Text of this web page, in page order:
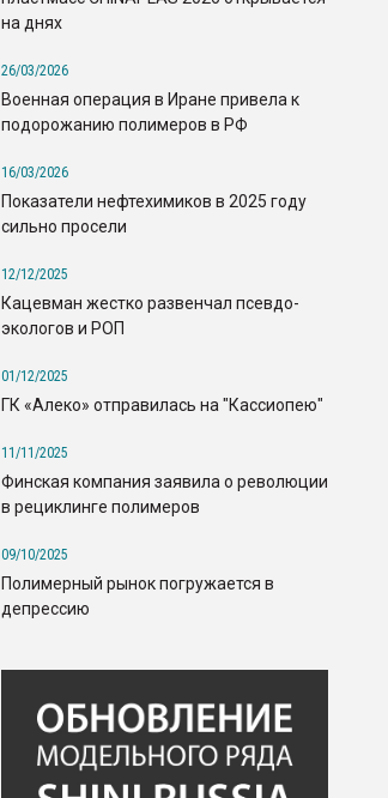
на днях
26/03/2026
Военная операция в Иране привела к
подорожанию полимеров в РФ
16/03/2026
Показатели нефтехимиков в 2025 году
сильно просели
12/12/2025
Кацевман жестко развенчал псевдо-
экологов и РОП
01/12/2025
ГК «Алеко» отправилась на "Кассиопею"
11/11/2025
Финская компания заявила о революции
в рециклинге полимеров
09/10/2025
Полимерный рынок погружается в
депрессию